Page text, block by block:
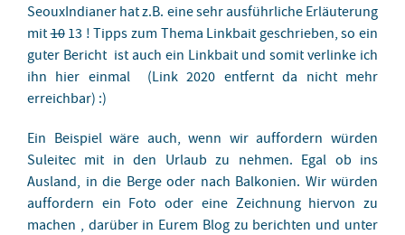
SeouxIndianer hat z.B. eine sehr ausführliche Erläuterung
mit1013 ! Tipps zum Thema Linkbait geschrieben, so ein
guter Bericht ist auch ein Linkbait und somit verlinke ich
ihn hier einmal (Link 2020 entfernt da nicht mehr
erreichbar) :)
Ein Beispiel wäre auch, wenn wir auffordern würden
Suleitec mit in den Urlaub zu nehmen. Egal ob ins
Ausland, in die Berge oder nach Balkonien. Wir würden
auffordern ein Foto oder eine Zeichnung hiervon zu
machen , darüber in Eurem Blog zu berichten und unter